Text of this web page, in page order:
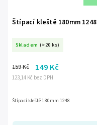
Štípací kleště 180mm 1248
Skladem (>20 ks)
123,14 Kč bez DPH
159 Kč 149 Kč
Štípací kleště 180mm 1248